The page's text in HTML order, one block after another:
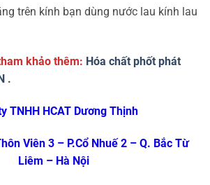
trên kính bạn dùng nước lau kính lau
khảo thêm: Hóa chất phốt phát
.
TNHH HCAT Dương Thịnh
Viên 3 – P.Cổ Nhuế 2 – Q. Bắc Từ
Liêm – Hà Nội